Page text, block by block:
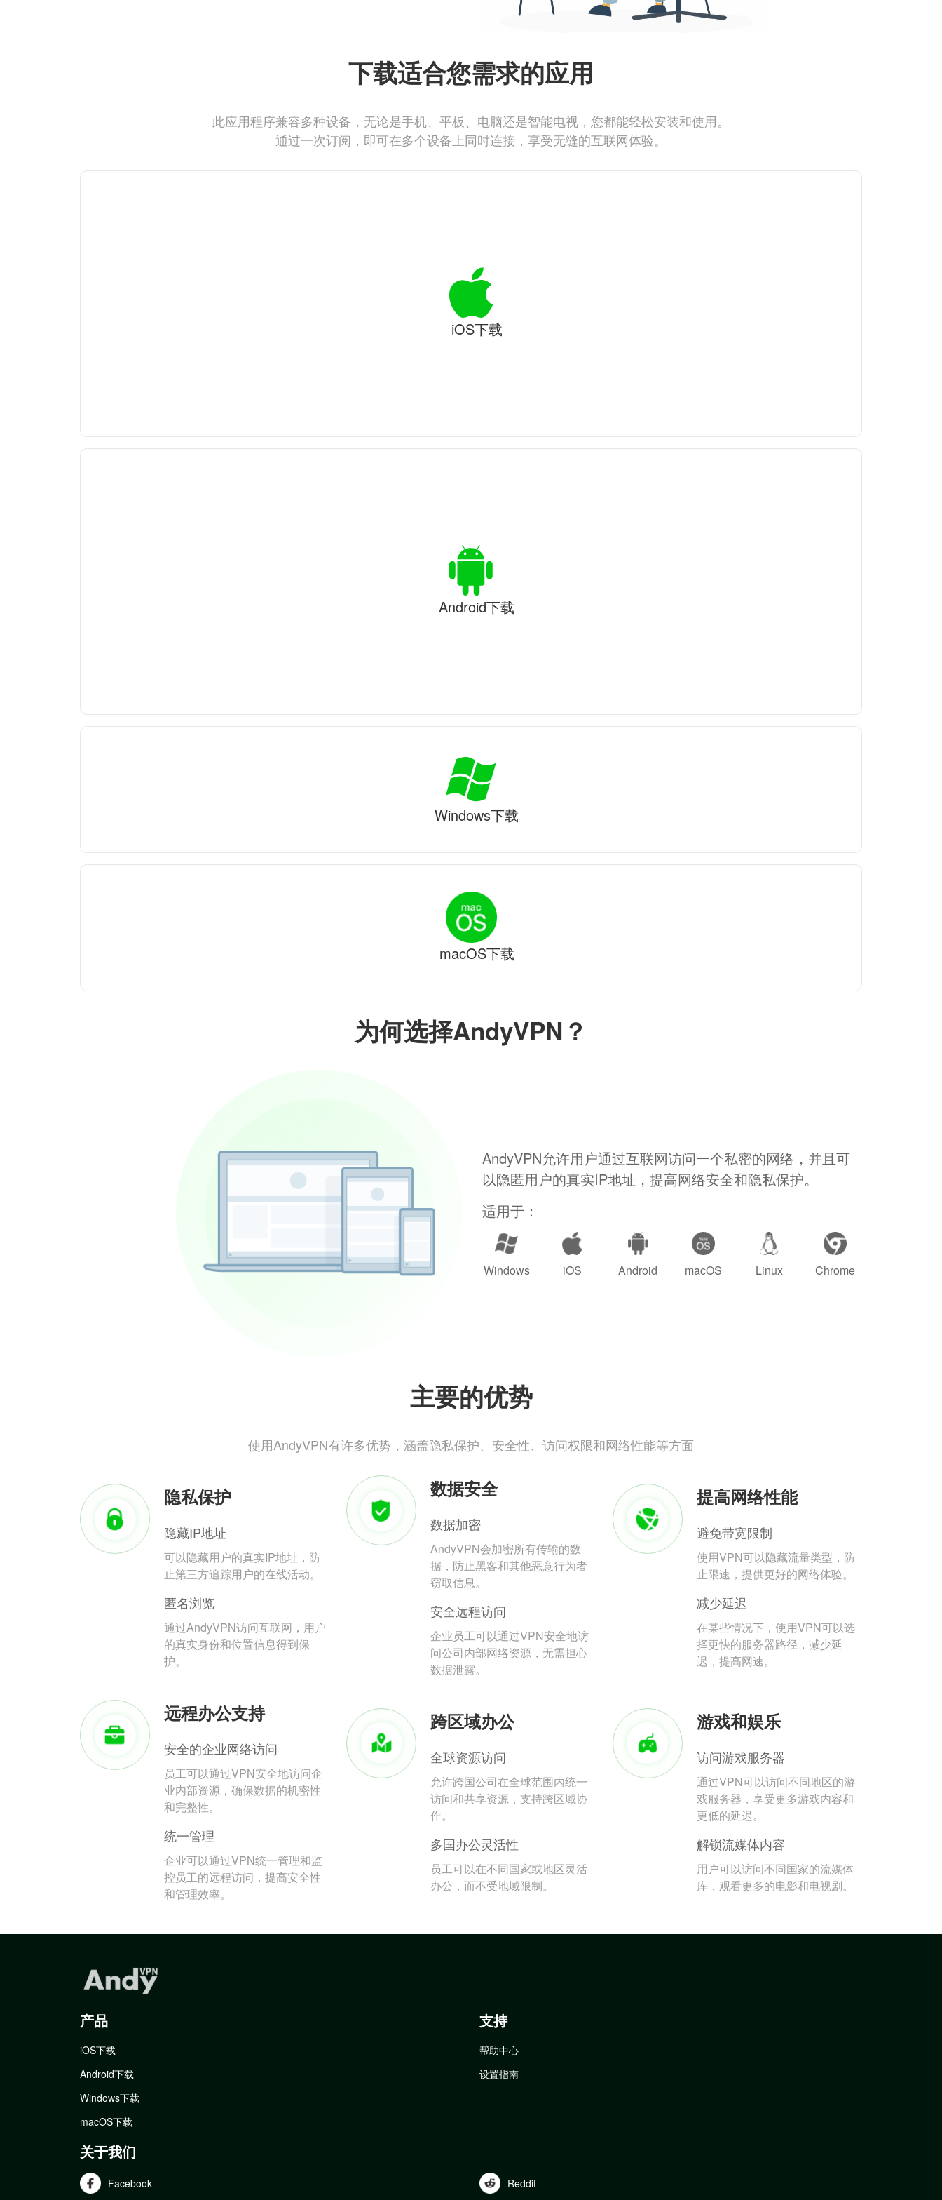
为何选择AndyVPN？
AndyVPN允许用户通过互联网访问一个私密的网络，并且可
以隐匿用户的真实IP地址，提高网络安全和隐私保护。
适用于：
Windows iOS Android macOS Linux Chrome
主要的优势
使用AndyVPN有许多优势，涵盖隐私保护、安全性、访问权限和网络性能等方面
隐私保护
隐藏IP地址
可以隐藏用户的真实IP地址，防
止第三方追踪用户的在线活动。
匿名浏览
通过AndyVPN访问互联网，用户
的真实身份和位置信息得到保
护。
数据安全
数据加密
AndyVPN会加密所有传输的数
据，防止黑客和其他恶意行为者
窃取信息。
安全远程访问
企业员工可以通过VPN安全地访
问公司内部网络资源，无需担心
数据泄露。
提高网络性能
避免带宽限制
使用VPN可以隐藏流量类型，防
止限速，提供更好的网络体验。
减少延迟
在某些情况下，使用VPN可以选
择更快的服务器路径，减少延
迟，提高网速。
远程办公支持
安全的企业网络访问
员工可以通过VPN安全地访问企
业内部资源，确保数据的机密性
和完整性。
统一管理
企业可以通过VPN统一管理和监
控员工的远程访问，提高安全性
和管理效率。
跨区域办公
全球资源访问
允许跨国公司在全球范围内统一
访问和共享资源，支持跨区域协
作。
多国办公灵活性
员工可以在不同国家或地区灵活
办公，而不受地域限制。
游戏和娱乐
访问游戏服务器
通过VPN可以访问不同地区的游
戏服务器，享受更多游戏内容和
更低的延迟。
解锁流媒体内容
用户可以访问不同国家的流媒体
库，观看更多的电影和电视剧。
下载适合您需求的应用
此应用程序兼容多种设备，无论是手机、平板、电脑还是智能电视，您都能轻松安装和使用。
通过一次订阅，即可在多个设备上同时连接，享受无缝的互联网体验。
iOS下载
Android下载
Windows下载
macOS下载
产品
iOS下载
Android下载
Windows下载
macOS下载
支持
帮助中心
设置指南
关于我们
Facebook Reddit